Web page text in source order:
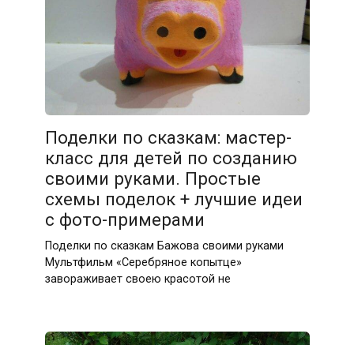
Поделки по сказкам: мастер-
класс для детей по созданию
своими руками. Простые
схемы поделок + лучшие идеи
с фото-примерами
Поделки по сказкам Бажова своими руками
Мультфильм «Серебряное копытце»
завораживает своею красотой не